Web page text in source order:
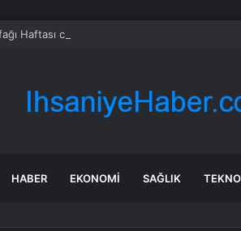
Haftası coşkuyla kutlandı
HABER EKONOMI SAĞLIK